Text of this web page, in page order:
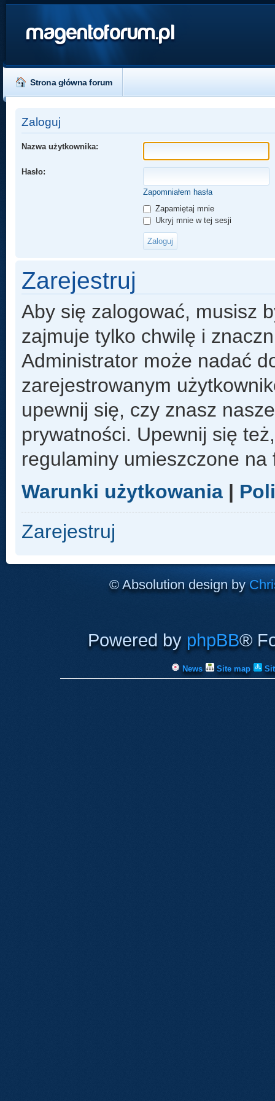
magentoforum.pl
Strona główna forum
Zaloguj
Nazwa użytkownika:
Hasło:
Zapomniałem hasła
Zapamiętaj mnie
Ukryj mnie w tej sesji
Zarejestruj
Aby się zalogować, musisz
zajmuje tylko chwilę i
Administrator może nadać
zarejestrowanym
upewnij się, czy znasz
prywatności. Upewnij się
regulaminy umieszczone na
Warunki użytkowania |
Zarejestruj
© Absolution design by
Powered by phpBB®
News Site map